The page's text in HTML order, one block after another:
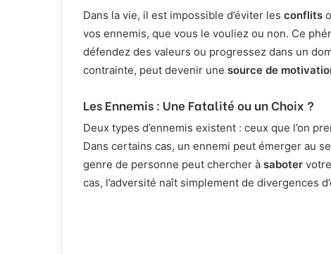
Dans la vie, il est impossible d’éviter les conflits
vos ennemis, que vous le vouliez ou non. Ce
défendez des valeurs ou progressez dans un
contrainte, peut devenir une source de
Les Ennemis : Une Fatalité ou un Choix ?
Deux types d’ennemis existent : ceux que l’on
Dans certains cas, un ennemi peut émerger au
genre de personne peut chercher à saboter
cas, l’adversité naît simplement de divergences